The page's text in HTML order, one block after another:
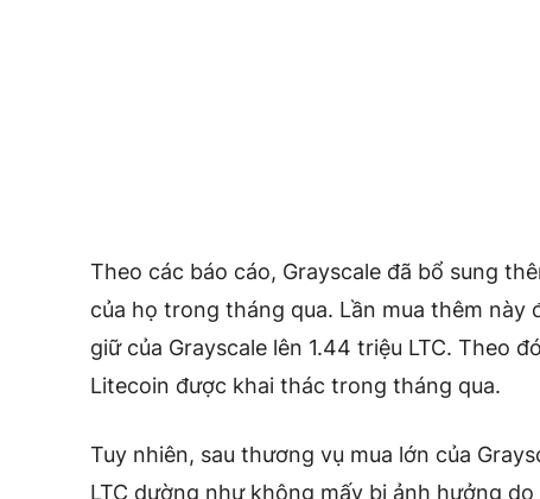
Theo các báo cáo, Grayscale đã bổ sung
của họ trong tháng qua. Lần mua thêm này
giữ của Grayscale lên 1.44 triệu LTC. Theo
Litecoin được khai thác trong tháng qua.
Tuy nhiên, sau thương vụ mua lớn của
LTC dường như không mấy bị ảnh hưởng